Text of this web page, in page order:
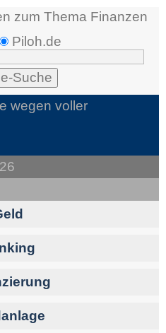
zum Thema Finanzen
Piloh.de
wegen voller